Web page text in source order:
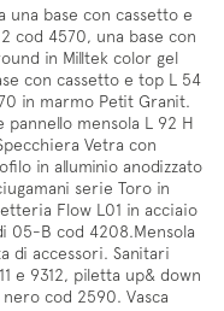
una base con cassetto e
cod 4570, una base con
in Milltek color gel
con cassetto e top L 54
in marmo Petit Granit.
pannello mensola L 92 H
Vetra con
in alluminio anodizzato
serie Toro in
Flow L01 in acciaio
05-B cod 4208.Mensola
di accessori. Sanitari
e 9312, piletta up& down
cod 2590. Vasca